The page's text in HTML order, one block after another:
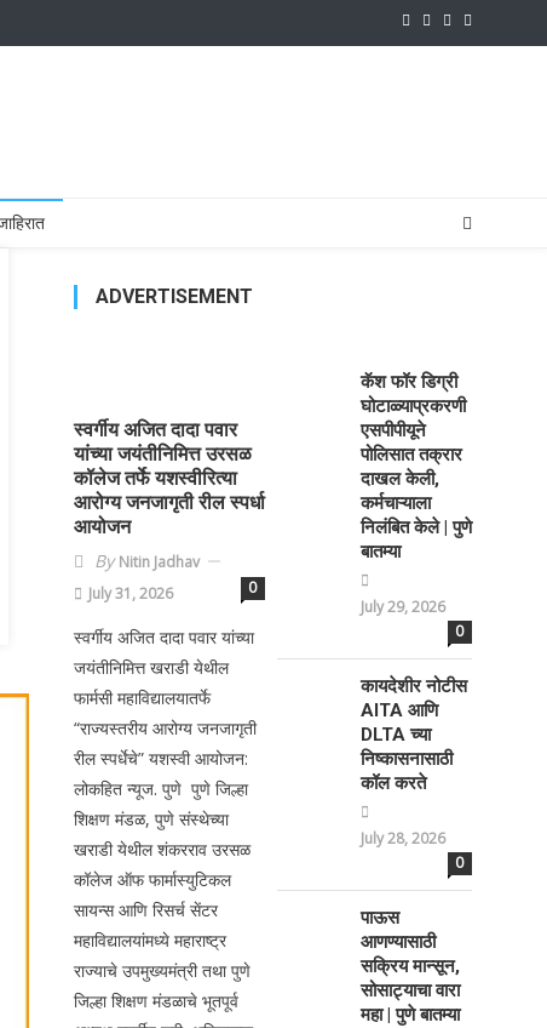
ADVERTISEMENT
स्वर्गीय अजित दादा पवार
यांच्या जयंतीनिमित्त उरसळ
कॉलेज तर्फे यशस्वीरित्या
आरोग्य जनजागृती रील स्पर्धा
आयोजन
ByNitin Jadhav
July 31, 2026
0
स्वर्गीय अजित दादा पवार यांच्या
जयंतीनिमित्त खराडी येथील
फार्मसी महाविद्यालयातर्फे
“राज्यस्तरीय आरोग्य जनजागृती
रील स्पर्धेचे” यशस्वी आयोजन:
लोकहित न्यूज. पुणे पुणे जिल्हा
शिक्षण मंडळ, पुणे संस्थेच्या
खराडी येथील शंकरराव उरसळ
कॉलेज ऑफ फार्मास्युटिकल
सायन्स आणि रिसर्च सेंटर
महाविद्यालयांमध्ये महाराष्ट्र
राज्याचे उपमुख्यमंत्री तथा पुणे
जिल्हा शिक्षण मंडळाचे भूतपूर्व
कॅश फॉर डिग्री
घोटाळ्याप्रकरणी
एसपीपीयूने
पोलिसात तक्रार
दाखल केली,
कर्मचाऱ्याला
निलंबित केले | पुणे
बातम्या
July 29, 2026
0
कायदेशीर नोटीस
AITA आणि
DLTA च्या
निष्कासनासाठी
कॉल करते
July 28, 2026
0
पाऊस
आणण्यासाठी
सक्रिय मान्सून,
सोसाट्याचा वारा
महा | पुणे बातम्या